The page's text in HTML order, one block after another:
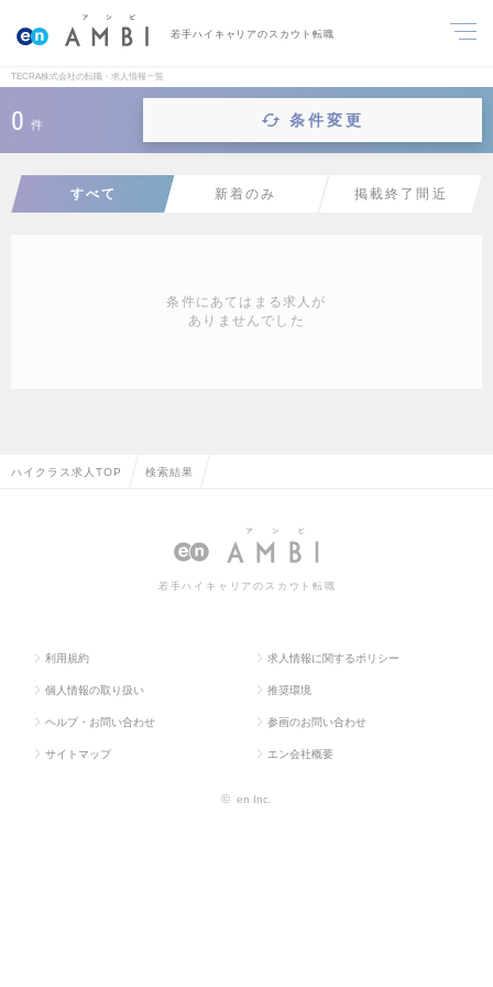
若手ハイキャリアのスカウト転職
TECRA株式会社の転職・求人情報一覧
0 件 条件変更
すべて 新着のみ 掲載終了間近
条件にあてはまる求人が
ありませんでした
ハイクラス求人TOP 検索結果
若手ハイキャリアのスカウト転職
利用規約 求人情報に関するポリシー
個人情報の取り扱い 推奨環境
ヘルプ・お問い合わせ 参画のお問い合わせ
サイトマップ エン会社概要
© en Inc.